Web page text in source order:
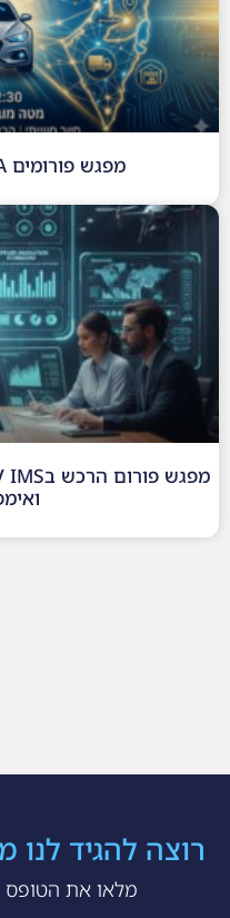
מפגש פורומים ISCMA ב- Mobileye
רוצה להגיד
מלאו את הטופס